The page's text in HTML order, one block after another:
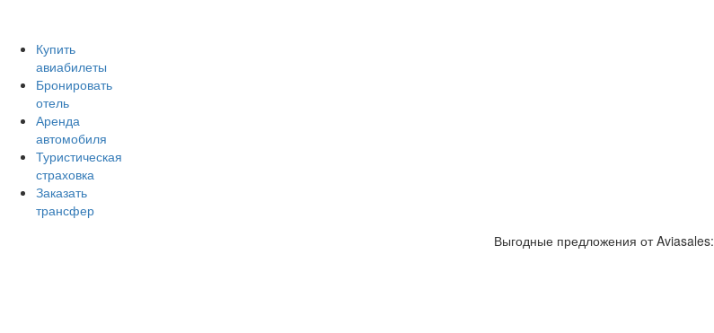
Купить
авиабилеты
Бронировать
отель
Аренда
автомобиля
Туристическая
страховка
Заказать
трансфер
Выгодные предложения от Aviasales: